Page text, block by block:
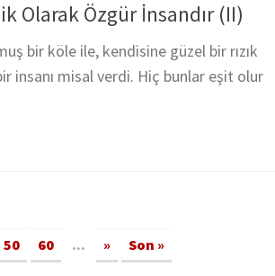
Olarak Özgür İnsandır (II)
bir köle ile, kendisine güzel bir rızık
insanı misal verdi. Hiç bunlar eşit olur
50 60 ... » Son »